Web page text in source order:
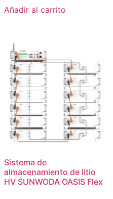
Añadir al carrito
Sistema de
almacenamiento de litio
HV SUNWODA OASIS Flex